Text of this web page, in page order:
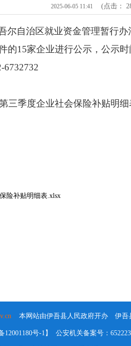
2025-06-05 11:41 (点击：
尔自治区就业资金管理暂行办
的15家企业进行公示， 公示时
6732732
三季度企业社会保险补贴明
险补贴明细表.xlsx
本网站由伊吾县人民政府开办 伊吾
12001180号-1】 公安机关备案号：